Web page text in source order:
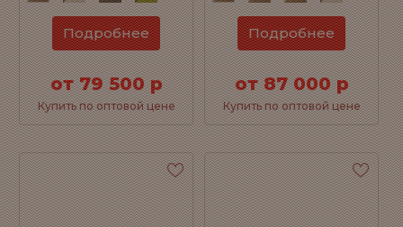
Подробнее
от 79 500 р
Купить по оптовой цене
Подробнее
от 87 000 р
Купить по оптовой цене